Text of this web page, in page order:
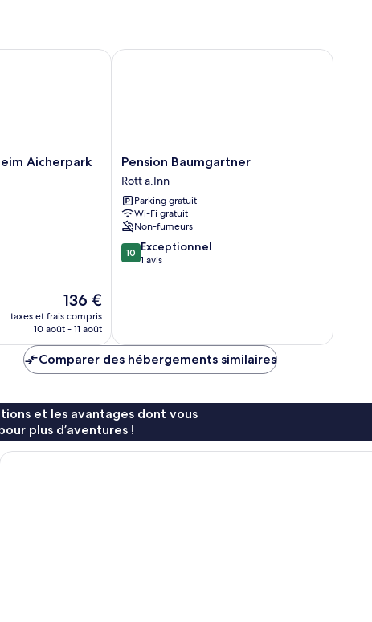
Aicherpark
Le
nouveau
prix
de
136 €
136 €
taxes et frais compris
10 août - 11 août
Aicherpark
Pension
Baumgartner
Rott
a.Inn
Pension Baumgartner
Rott a.Inn
Parking gratuit
Wi-Fi gratuit
Non-fumeurs
10.0
sur
10 Exceptionnel
1 avis
Pension Baumgartner
Comparer des hébergements similaires
et les avantages dont vous
plus d’aventures !